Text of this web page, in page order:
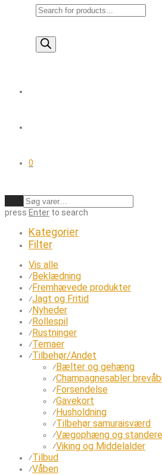
Products
search
0
press Enter to search
Kategorier
Filter
Vis alle
⁄Beklædning
⁄Fremhævede produkter
⁄Jagt og Fritid
⁄Nyheder
⁄Rollespil
⁄Rustninger
⁄Temaer
⁄Tilbehør/Andet
⁄Bælter og gehæng
⁄Champagnesabler
⁄Forsendelse
⁄Gavekort
⁄Husholdning
⁄Tilbehør samuraisværd
⁄Vægophæng og standere
⁄Viking og Middelalder
⁄Tilbud
⁄Våben